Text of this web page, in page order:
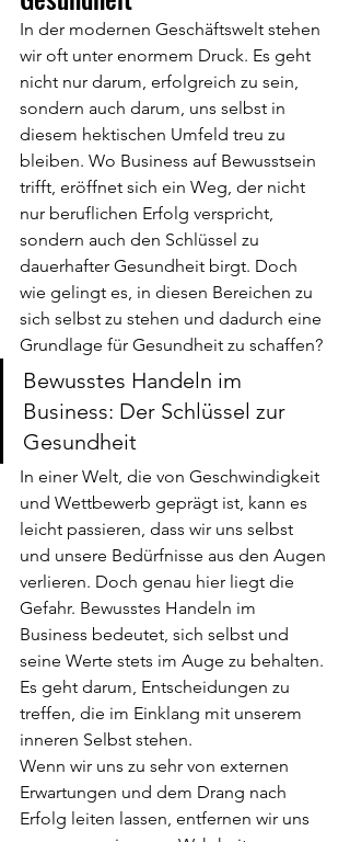
In der modernen Geschäftswelt stehen
wir oft unter enormem Druck. Es geht
nicht nur darum, erfolgreich zu sein,
sondern auch darum, uns selbst in
diesem hektischen Umfeld treu zu
bleiben. Wo Business auf Bewusstsein
trifft, eröffnet sich ein Weg, der nicht
nur beruflichen Erfolg verspricht,
sondern auch den Schlüssel zu
dauerhafter Gesundheit birgt. Doch
wie gelingt es, in diesen Bereichen zu
sich selbst zu stehen und dadurch eine
Grundlage für Gesundheit zu schaffen?
Bewusstes Handeln im
Business: Der Schlüssel zur
Gesundheit
In einer Welt, die von Geschwindigkeit
und Wettbewerb geprägt ist, kann es
leicht passieren, dass wir uns selbst
und unsere Bedürfnisse aus den Augen
verlieren. Doch genau hier liegt die
Gefahr. Bewusstes Handeln im
Business bedeutet, sich selbst und
seine Werte stets im Auge zu behalten.
Es geht darum, Entscheidungen zu
treffen, die im Einklang mit unserem
inneren Selbst stehen.
Wenn wir uns zu sehr von externen
Erwartungen und dem Drang nach
Erfolg leiten lassen, entfernen wir uns